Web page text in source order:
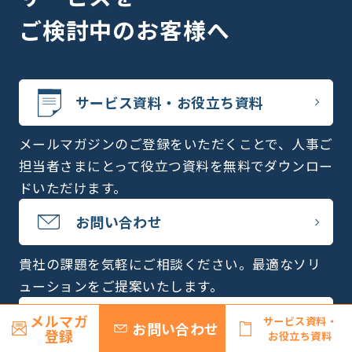
ご検討中のお客様へ
サービス資料・お役立ち資料
メールマガジンのご登録をいただくことで、人事ご
担当者さまにとって役立つ資料を無料でダウンロー
ドいただけます。
お問い合わせ
貴社の課題を気軽にご相談ください。最適なソリ
ューションをご提案いたします。
無料セミナー・イベント
メルマガ
登録 お問い合わせ
サービス資料・
お役立ち資料